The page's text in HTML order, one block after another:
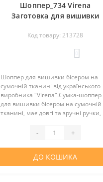
Шоппер_734 Virena
Заготовка для вишивки
книжка і будиночок 39х32,5
см (сумочна тканина)
Код товару: 213728
Шоппер для вишивки бісером на
сумочній тканині від українського
виробника "Virena".Сумка-шоппер
для вишивки бісером на сумочній
тканині, має довгі та зручні ручки,
повністю зшитий та не потребує
- +
ДО КОШИКА